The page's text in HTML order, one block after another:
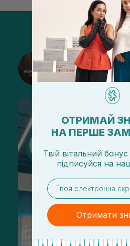
@sisters_stelmakh
Підписатися
ОТРИМАЙ
НА ПЕРШЕ
Твій вітальний
підписуйся на
email
Отримати